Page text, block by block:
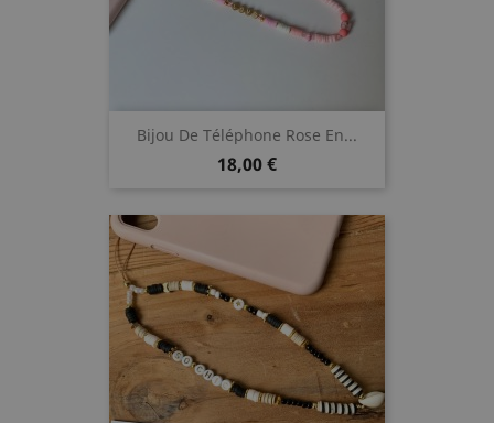
Bijou De Téléphone Rose En...
Prix
18,00 €